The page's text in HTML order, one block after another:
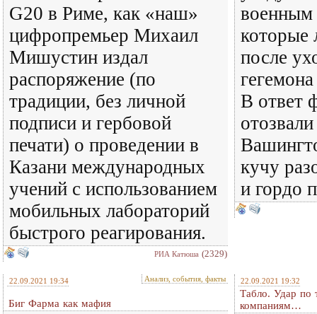
G20 в Риме, как «наш»
цифропремьер Михаил
Мишустин издал
распоряжение (по
традиции, без личной
подписи и гербовой
печати) о проведении в
Казани международных
учений с использованием
мобильных лабораторий
быстрого реагирования.
РИА Катюша (2329)
военным
которые
после
В ответ
кучу
и гордо
22.09.2021 19:34 Анализ, события, факты
Биг Фарма как мафия
22.09.2021 19:32
Табло. Удар по
компаниям…